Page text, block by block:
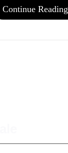
Continue Reading